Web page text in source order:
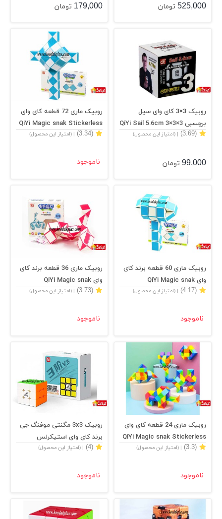
525,000 تومان 179,000 تومان
روبیک 3×3 کای وای سیل
برچسبی QiYi Sail 5.6cm 3×3×3
(3.69)
| (امتیاز این محصول)
99,000 تومان
روبیک ماری 72 قطعه کای وای
QiYi Magic snak Stickerless
(3.34)
| (امتیاز این محصول)
ناموجود
روبیک ماری 60 قطعه برند کای
وای QiYi Magic snak
Stickerless
(4.17) | (امتیاز این محصول)
ناموجود
روبیک ماری 36 قطعه برند کای
وای QiYi Magic snak
Stickerless
(3.73) | (امتیاز این محصول)
ناموجود
روبیک ماری 24 قطعه کای وای
QiYi Magic snak Stickerless
(3.3)
| (امتیاز این محصول)
ناموجود
روبیک 3x3 مگنتی موفنگ جی
برند کای وای استیکرلس
MoFangGe 3x3x3
(4) | (امتیاز این محصول)
ناموجود